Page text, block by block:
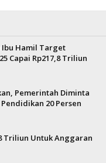
Hamil Target
Capai Rp217,8 Triliun
Pemerintah Diminta
20 Persen
Triliun Untuk Anggaran